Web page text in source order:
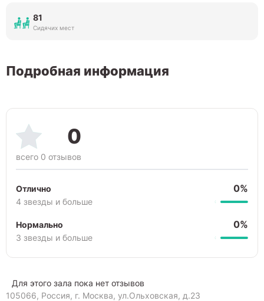
81
Сидячих мест
Подробная информация
0
всего 0 отзывов
Отлично 0%
4 звезды и больше
Нормально 0%
3 звезды и больше
Для этого зала пока нет отзывов
105066, Россия, г. Москва, ул.Ольховская, д.23